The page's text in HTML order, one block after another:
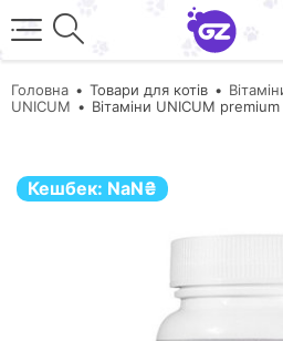
Головна Товари для котів
UNICUM
Вітаміни UNICUM premium
Кешбек: NaN₴